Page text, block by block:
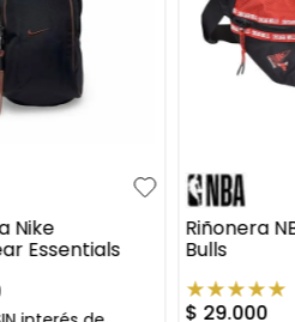
Nike
Essentials
Riñonera
Bulls
★★★★★
$ 29.000